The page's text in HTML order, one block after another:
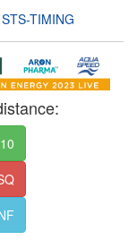
STS-TIMING